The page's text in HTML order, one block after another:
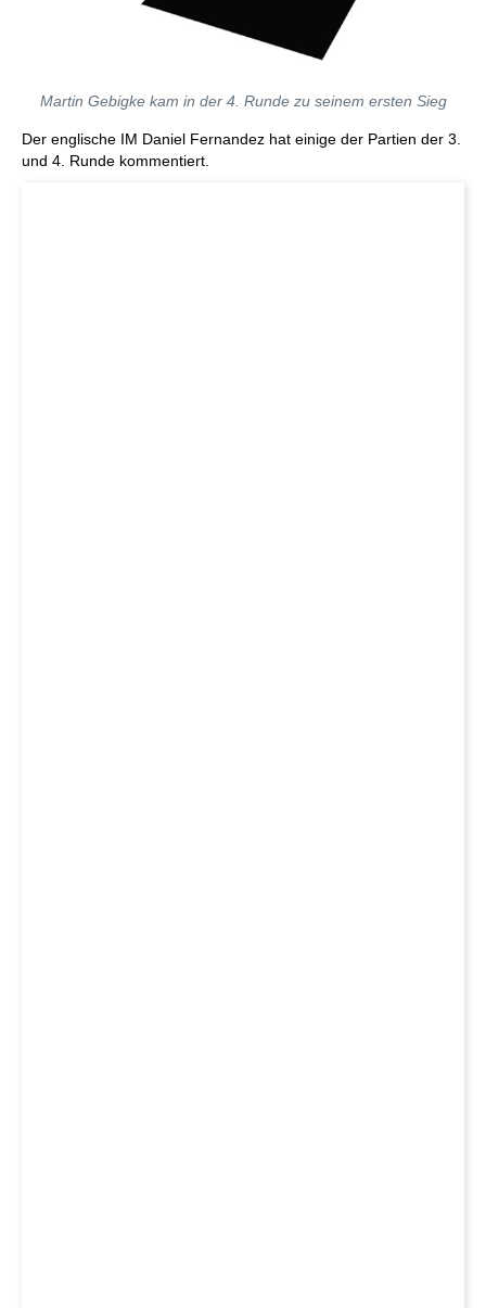
Martin Gebigke kam in der 4. Runde zu seinem ersten Sieg
Der englische IM Daniel Fernandez hat einige der Partien der 3.
und 4. Runde kommentiert.